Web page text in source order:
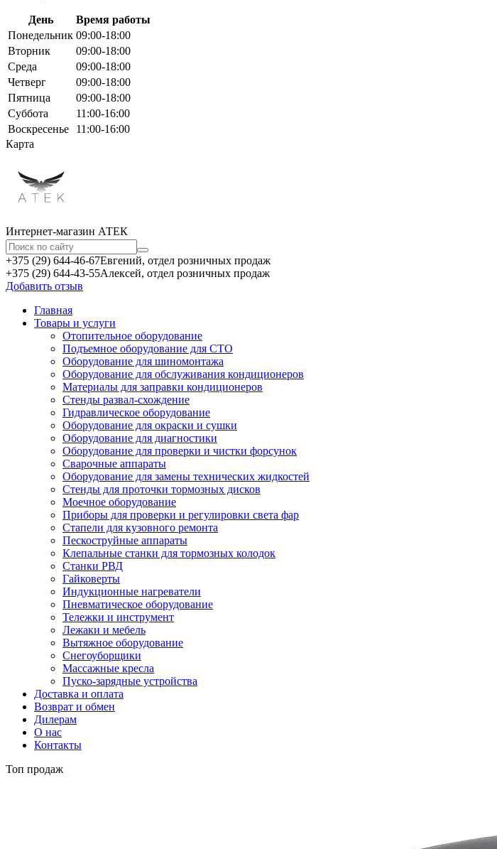
День
Время работы
Понедельник 09:00-18:00
Вторник
09:00-18:00
Среда
09:00-18:00
Четверг
09:00-18:00
Пятница
09:00-18:00
Суббота
11:00-16:00
Воскресенье
11:00-16:00
Карта
Интернет-магазин АТЕКㅤ
+375 (29) 644-46-67Евгений, отдел розничных продаж
+375 (29) 644-43-55Алексей, отдел розничных продаж
Добавить отзыв
Главная
Товары и услуги
Отопительное оборудование
Подъемное оборудование для СТО
Оборудование для шиномонтажа
Оборудование для обслуживания кондиционеров
Материалы для заправки кондиционеров
Стенды развал-схождение
Гидравлическое оборудование
Оборудование для окраски и сушки
Оборудование для диагностики
Оборудование для проверки и чистки форсунок
Сварочные аппараты
Оборудование для замены технических жидкостей
Стенды для проточки тормозных дисков
Моечное оборудование
Приборы для проверки и регулировки света фар
Стапели для кузовного ремонта
Пескоструйные аппараты
Клепальные станки для тормозных колодок
Станки РВД
Гайковерты
Индукционные нагреватели
Пневматическое оборудование
Тележки и инструмент
Лежаки и мебель
Вытяжное оборудование
Снегоуборщики
Массажные кресла
Пуско-зарядные устройства
Доставка и оплата
Возврат и обмен
Дилерам
О нас
Контакты
Топ продаж